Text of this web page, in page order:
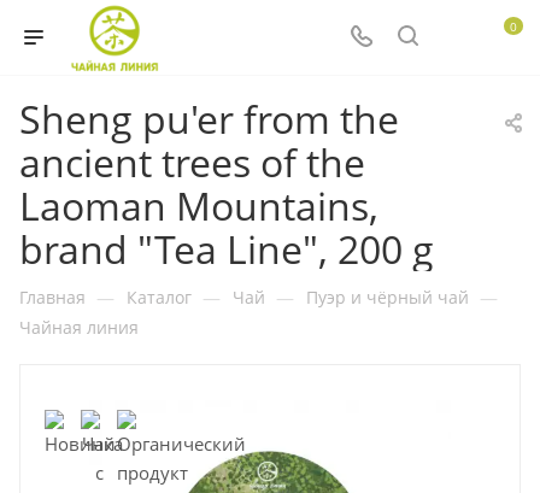
0
Sheng pu'er from the
ancient trees of the
Laoman Mountains,
brand "Tea Line", 200 g
Главная — Каталог — Чай — Пуэр и чёрный чай —
Чайная линия